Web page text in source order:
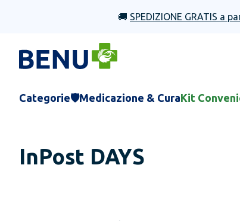
🚚 SPEDIZIONE GRATIS a
Categorie🛡️Medicazione & CuraKit
InPost DAYS